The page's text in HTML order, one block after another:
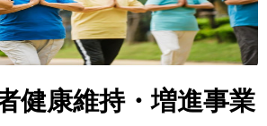
健康維持・増進事業